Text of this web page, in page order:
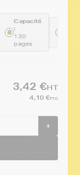
Capacité
:
130
pages
3,42 €HT
4,10 €TTC
+